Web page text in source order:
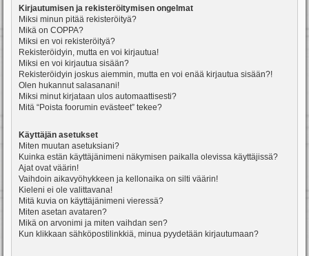
Kirjautumisen ja rekisteröitymisen ongelmat
Miksi minun pitää rekisteröityä?
Mikä on COPPA?
Miksi en voi rekisteröityä?
Rekisteröidyin, mutta en voi kirjautua!
Miksi en voi kirjautua sisään?
Rekisteröidyin joskus aiemmin, mutta en voi enää kirjautua sisään?!
Olen hukannut salasanani!
Miksi minut kirjataan ulos automaattisesti?
Mitä “Poista foorumin evästeet” tekee?
Käyttäjän asetukset
Miten muutan asetuksiani?
Kuinka estän käyttäjänimeni näkymisen paikalla olevissa käyttäjissä?
Ajat ovat väärin!
Vaihdoin aikavyöhykkeen ja kellonaika on silti väärin!
Kieleni ei ole valittavana!
Mitä kuvia on käyttäjänimeni vieressä?
Miten asetan avataren?
Mikä on arvonimi ja miten vaihdan sen?
Kun klikkaan sähköpostilinkkiä, minua pyydetään kirjautumaan?